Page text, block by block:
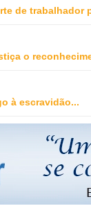
de trabalhador
o
à escravidão...